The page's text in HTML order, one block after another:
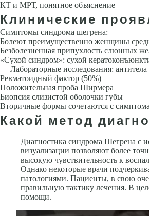
КТ и МРТ, понятное объяснение
Клинические
Симптомы синдрома шегрена:
Болеют преимущественно женщины
Без­болезненная припухлость слюнных
«Сухой синдром»: сухой
— Лабораторные исследования:
Ревматоидный фактор (50%)
Положительная проба Ширмера
Биопсия слизистой оболочки губы
Вторичные формы сочета­ются с
Какой метод
Диагностика синдрома Шегрена с
визуализации позволяют более
высокую чувствительность к
Однако некоторые врачи
патологиями. Пациенты, в свою
правильную тактику лечения. В
помощи.